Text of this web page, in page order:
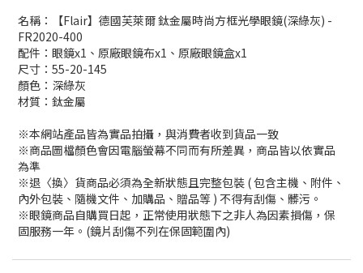
名稱：【Flair】德國芙萊爾 鈦金屬時尚方框光學眼鏡(深綠灰) -
FR2020-400
配件：眼鏡x1、原廠眼鏡布x1、原廠眼鏡盒x1
尺寸：55-20-145
顏色：深綠灰
材質：鈦金屬
※本網站產品皆為實品拍攝，與消費者收到貨品一致
※商品圖檔顏色會因電腦螢幕不同而有所差異，商品皆以依實品
為準
※退〈換〉貨商品必須為全新狀態且完整包裝 ( 包含主機、附件、
內外包裝、隨機文件、加購品、贈品等 ) 不得有刮傷、髒污。
※眼鏡商品自購買日起，正常使用狀態下之非人為因素損傷，保
固服務一年。(鏡片刮傷不列在保固範圍內)